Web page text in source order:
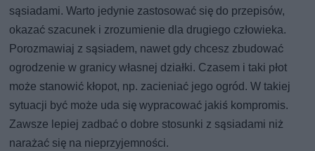
sąsiadami. Warto jedynie zastosować się do przepisów,
okazać szacunek i zrozumienie dla drugiego człowieka.
Porozmawiaj z sąsiadem, nawet gdy chcesz zbudować
ogrodzenie w granicy własnej działki. Czasem i taki płot
może stanowić kłopot, np. zacieniać jego ogród. W takiej
sytuacji być może uda się wypracować jakiś kompromis.
Zawsze lepiej zadbać o dobre stosunki z sąsiadami niż
narażać się na nieprzyjemności.